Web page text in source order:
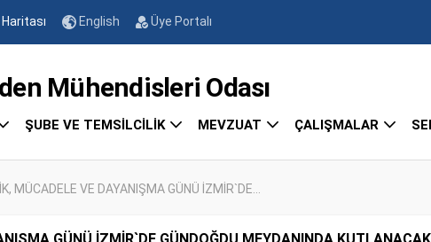
English Üye Portalı
Mühendisleri Odası
ŞUBE VE TEMSİLCİLİK MEVZUAT ÇALIŞMALAR
MÜCADELE VE DAYANIŞMA GÜNÜ İZMİR`DE...